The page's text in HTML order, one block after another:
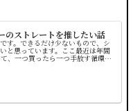
のストレートを推したい話
す。できるだけ少ないもので、シ
と思っています。ここ最近は年間
、一つ買ったら一つ手放す循環ス